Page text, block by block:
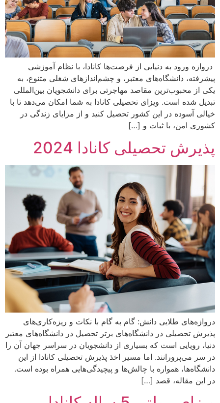
دروازه ورود به دنیایی از فرصت‌ها کانادا، با نظام آموزشی
پیشرفته، دانشگاه‌های معتبر، و چشم‌اندازهای شغلی متنوع، به
یکی از محبوب‌ترین مقاصد مهاجرتی برای دانشجویان بین‌المللی
تبدیل شده است. ویزای تحصیلی کانادا به شما امکان می‌دهد تا با
خیالی آسوده در این کشور تحصیل کنید و از مزایای زندگی در
کشوری امن، با ثبات و […]
پذیرش تحصیلی کانادا 2024
دروازه‌های طلایی دانش: گام به گام با نکات و ریزه‌کاری‌های
پذیرش تحصیلی در دانشگاه‌های برتر تحصیل در دانشگاه‌های معتبر
دنیا، رویایی است که بسیاری از دانشجویان در سراسر جهان آن را
در سر می‌پرورانند. اما مسیر اخذ پذیرش تحصیلی کانادا از این
دانشگاه‌ها، همواره با چالش‌ها و پیچیدگی‌هایی همراه بوده است.
در این مقاله، قصد […]